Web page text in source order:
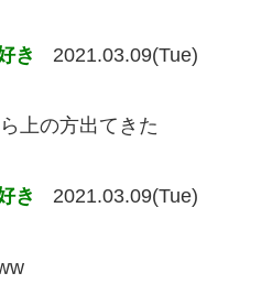
き 2021.03.09(Tue)
上の方出てきた
き 2021.03.09(Tue)